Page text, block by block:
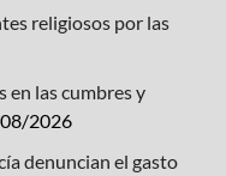
religiosos por las
en las cumbres y
2026
denuncian el gasto